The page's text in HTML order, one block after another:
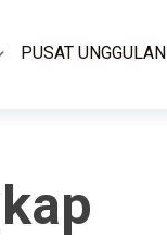
PUSAT UNGGULAN